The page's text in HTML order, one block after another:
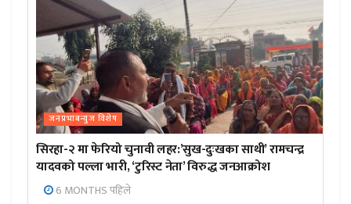
जनप्रभाबन्युज विशेष
सिरहा-२ मा फेरियो चुनावी लहर:’सुख-दुःखका साथी’ रामचन्द्र
यादवको पल्ला भारी, ‘टुरिस्ट नेता’ विरुद्ध जनआक्रोश
6 MONTHS पहिले